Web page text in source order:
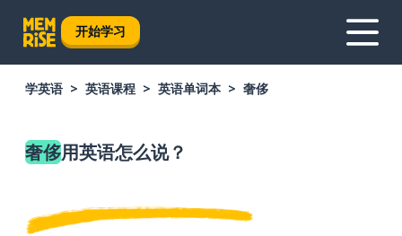
开始学习
学英语 英语课程 英语单词本 奢侈
奢侈用英语怎么说？